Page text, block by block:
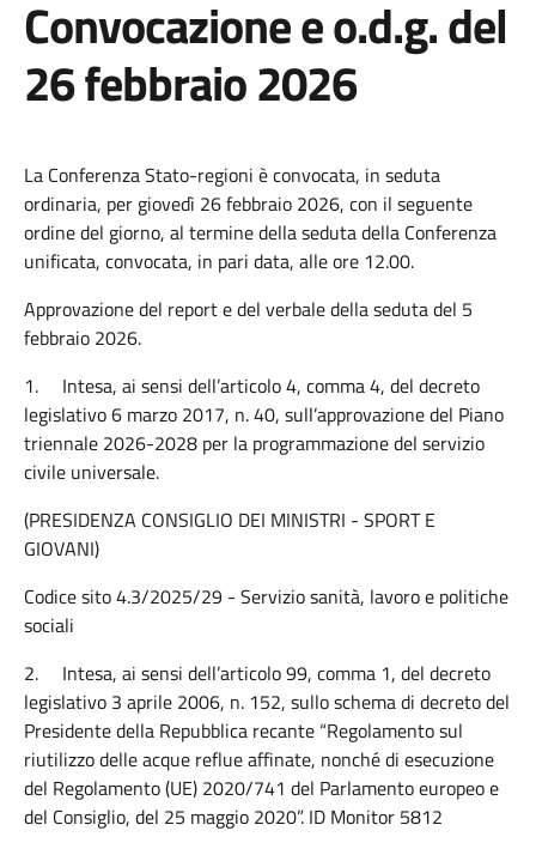
Convocazione e o.d.g. del
26 febbraio 2026
La Conferenza Stato-regioni è convocata, in seduta
ordinaria, per giovedì 26 febbraio 2026, con il seguente
ordine del giorno, al termine della seduta della Conferenza
unificata, convocata, in pari data, alle ore 12.00.
Approvazione del report e del verbale della seduta del 5
febbraio 2026.
1. Intesa, ai sensi dell’articolo 4, comma 4, del decreto
legislativo 6 marzo 2017, n. 40, sull’approvazione del Piano
triennale 2026-2028 per la programmazione del servizio
civile universale.
(PRESIDENZA CONSIGLIO DEI MINISTRI - SPORT E
GIOVANI)
Codice sito 4.3/2025/29 - Servizio sanità, lavoro e politiche
sociali
2. Intesa, ai sensi dell’articolo 99, comma 1, del decreto
legislativo 3 aprile 2006, n. 152, sullo schema di decreto del
Presidente della Repubblica recante “Regolamento sul
riutilizzo delle acque reflue affinate, nonché di esecuzione
del Regolamento (UE) 2020/741 del Parlamento europeo e
del Consiglio, del 25 maggio 2020”. ID Monitor 5812